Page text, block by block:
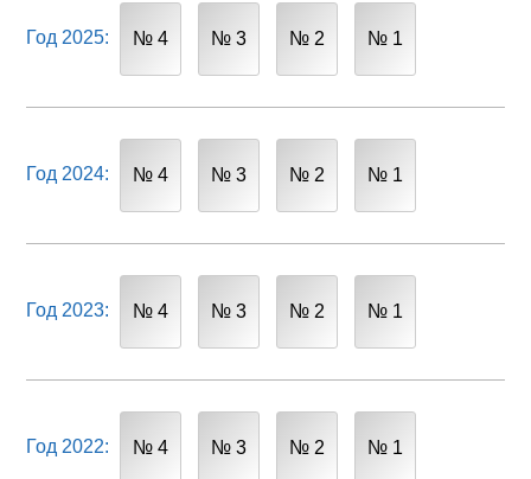
Год 2025: № 4 № 3 № 2 № 1
Год 2024: № 4 № 3 № 2 № 1
Год 2023: № 4 № 3 № 2 № 1
Год 2022: № 4 № 3 № 2 № 1